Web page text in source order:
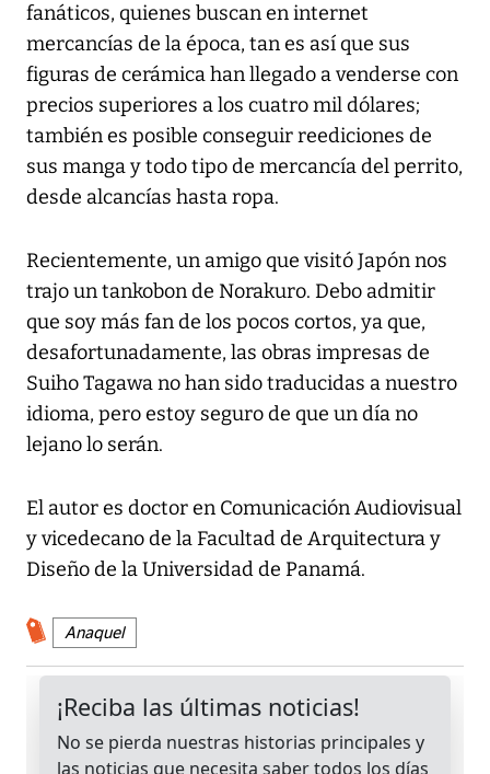
fanáticos, quienes buscan en internet
mercancías de la época, tan es así que sus
figuras de cerámica han llegado a venderse con
precios superiores a los cuatro mil dólares;
también es posible conseguir reediciones de
sus manga y todo tipo de mercancía del perrito,
desde alcancías hasta ropa.
Recientemente, un amigo que visitó Japón nos
trajo un tankobon de Norakuro. Debo admitir
que soy más fan de los pocos cortos, ya que,
desafortunadamente, las obras impresas de
Suiho Tagawa no han sido traducidas a nuestro
idioma, pero estoy seguro de que un día no
lejano lo serán.
El autor es doctor en Comunicación Audiovisual
y vicedecano de la Facultad de Arquitectura y
Diseño de la Universidad de Panamá.
Anaquel